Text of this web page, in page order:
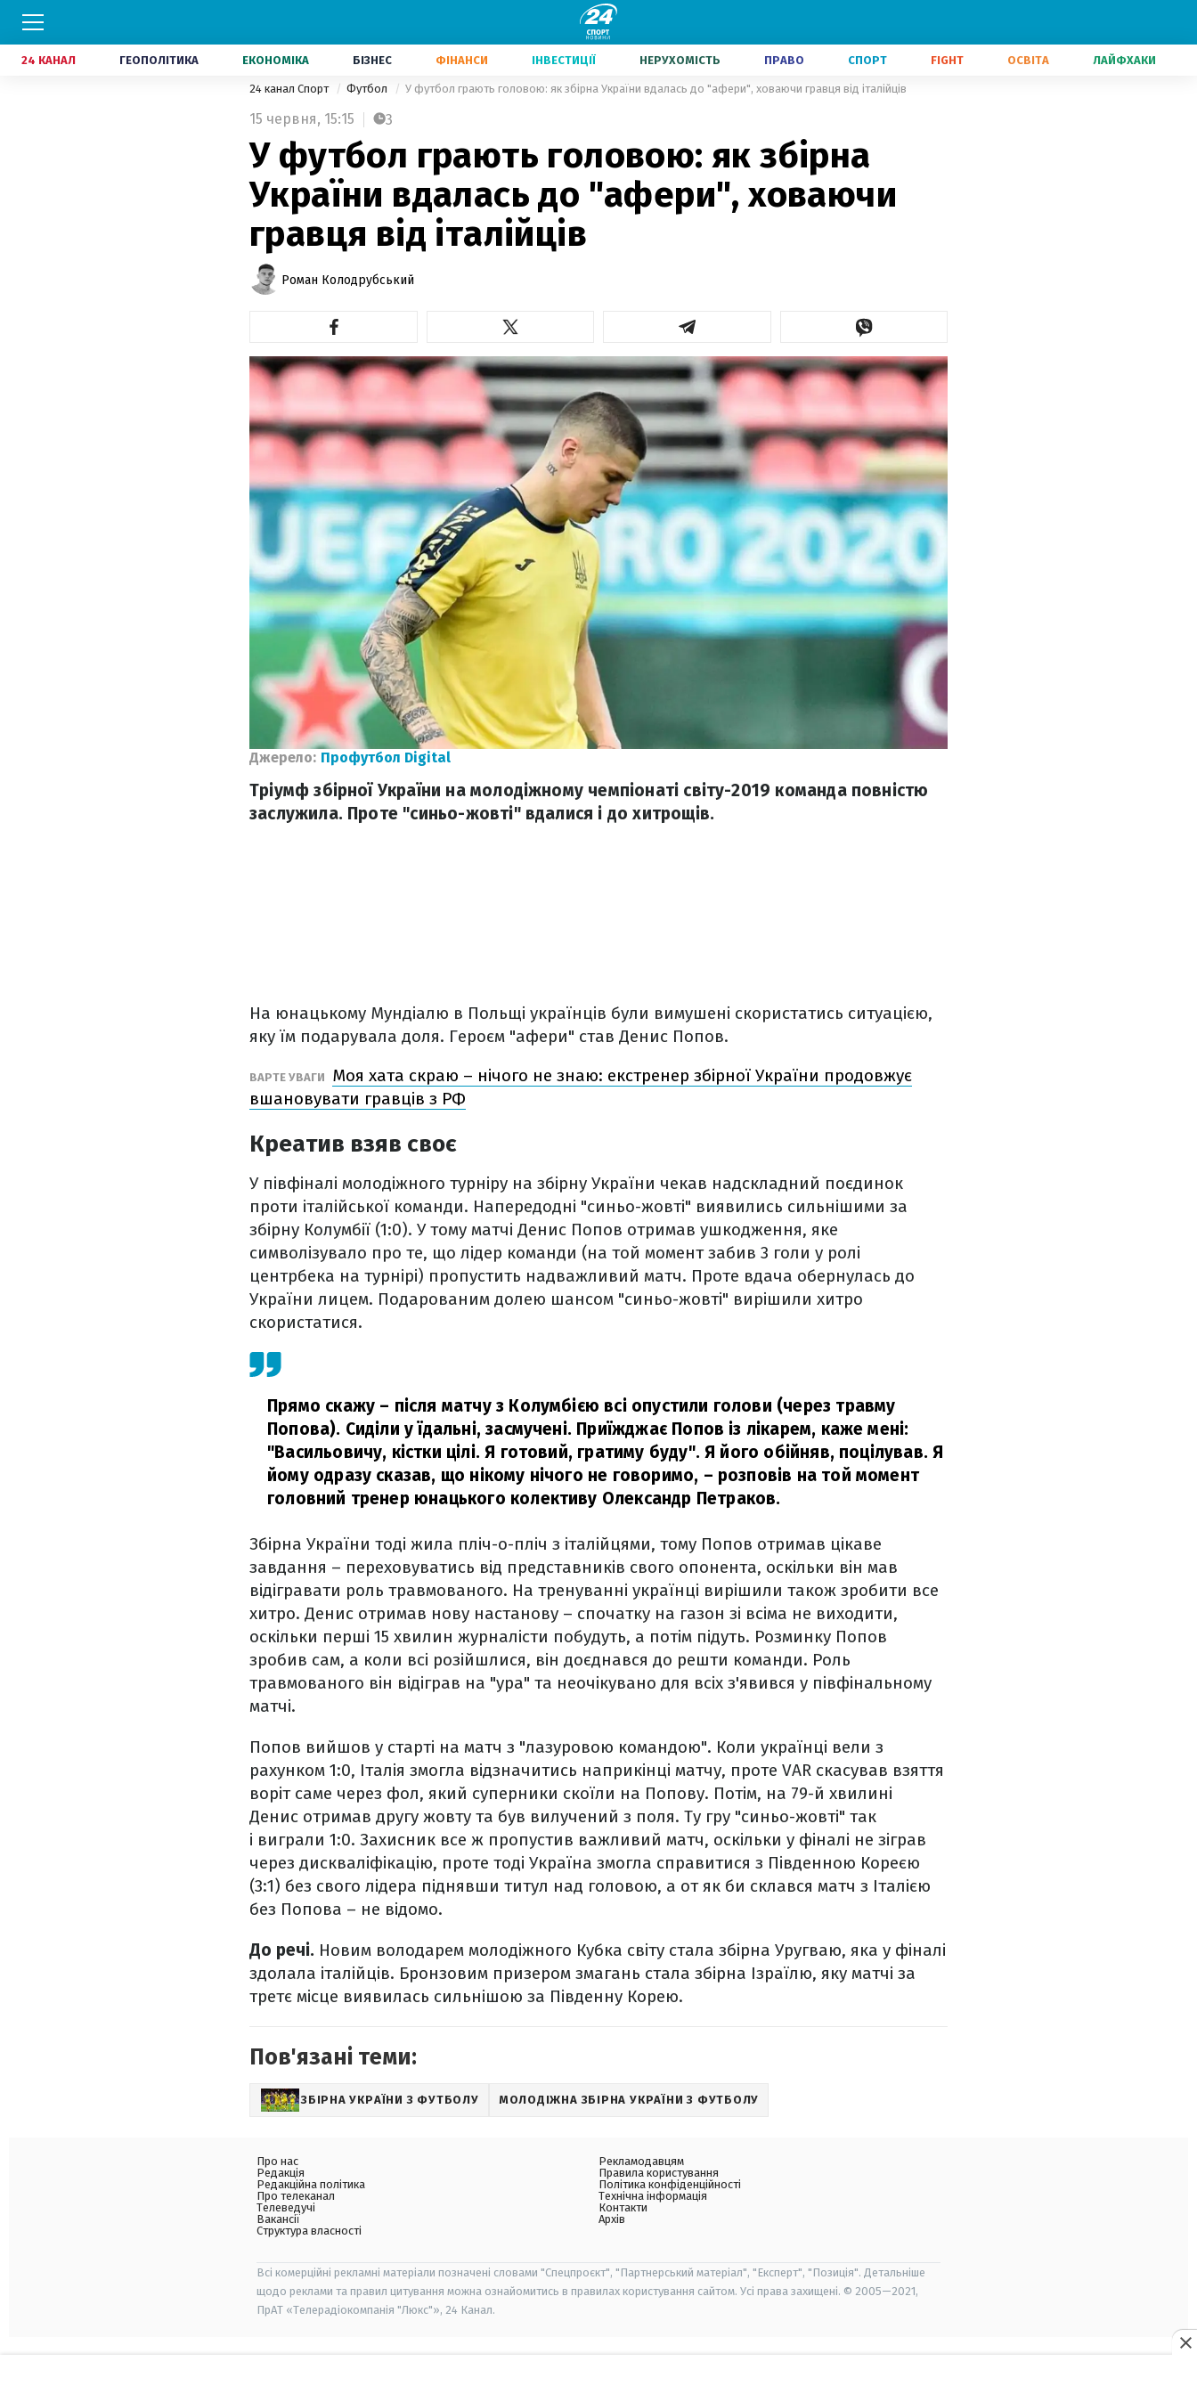
24 КАНАЛ ГЕОПОЛІТИКА ЕКОНОМІКА БІЗНЕС ФІНАНСИ ІНВЕСТИЦІЇ НЕРУХОМІСТЬ ПРАВО СПОРТ FIGHT ОСВІТА ЛАЙФХАКИ
24 канал Спорт Футбол У футбол грають головою: як збірна України вдалась до "афери", ховаючи гравця від італійців
15 червня, 15:15 3
У футбол грають головою: як збірна
України вдалась до "афери", ховаючи
гравця від італійців
Роман Колодрубський
Джерело: Профутбол Digital
Тріумф збірної України на молодіжному чемпіонаті світу-2019 команда повністю
заслужила. Проте "синьо-жовті" вдалися і до хитрощів.
На юнацькому Мундіалю в Польщі українців були вимушені скористатись ситуацією,
яку їм подарувала доля. Героєм "афери" став Денис Попов.
ВАРТЕ УВАГИ
Моя хата скраю – нічого не знаю: екстренер збірної України продовжує
вшановувати гравців з РФ
Креатив взяв своє
У півфіналі молодіжного турніру на збірну України чекав надскладний поєдинок
проти італійської команди. Напередодні "синьо-жовті" виявились сильнішими за
збірну Колумбії (1:0). У тому матчі Денис Попов отримав ушкодження, яке
символізувало про те, що лідер команди (на той момент забив 3 голи у ролі
центрбека на турнірі) пропустить надважливий матч. Проте вдача обернулась до
України лицем. Подарованим долею шансом "синьо-жовті" вирішили хитро
скористатися.
Прямо скажу – після матчу з Колумбією всі опустили голови (через травму
Попова). Сиділи у їдальні, засмучені. Приїжджає Попов із лікарем, каже мені:
"Васильовичу, кістки цілі. Я готовий, гратиму буду". Я його обійняв, поцілував. Я
йому одразу сказав, що нікому нічого не говоримо, – розповів на той момент
головний тренер юнацького колективу Олександр Петраков.
Збірна України тоді жила пліч-о-пліч з італійцями, тому Попов отримав цікаве
завдання – переховуватись від представників свого опонента, оскільки він мав
відігравати роль травмованого. На тренуванні українці вирішили також зробити все
хитро. Денис отримав нову настанову – спочатку на газон зі всіма не виходити,
оскільки перші 15 хвилин журналісти побудуть, а потім підуть. Розминку Попов
зробив сам, а коли всі розійшлися, він доєднався до решти команди. Роль
травмованого він відіграв на "ура" та неочікувано для всіх з'явився у півфінальному
матчі.
Попов вийшов у старті на матч з "лазуровою командою". Коли українці вели з
рахунком 1:0, Італія змогла відзначитись наприкінці матчу, проте VAR скасував взяття
воріт саме через фол, який суперники скоїли на Попову. Потім, на 79-й хвилині
Денис отримав другу жовту та був вилучений з поля. Ту гру "синьо-жовті" так
і виграли 1:0. Захисник все ж пропустив важливий матч, оскільки у фіналі не зіграв
через дискваліфікацію, проте тоді Україна змогла справитися з Південною Кореєю
(3:1) без свого лідера піднявши титул над головою, а от як би склався матч з Італією
без Попова – не відомо.
До речі. Новим володарем молодіжного Кубка світу стала збірна Уругваю, яка у фіналі
здолала італійців. Бронзовим призером змагань стала збірна Ізраїлю, яку матчі за
третє місце виявилась сильнішою за Південну Корею.
Пов'язані теми:
ЗБІРНА УКРАЇНИ З ФУТБОЛУ МОЛОДІЖНА ЗБІРНА УКРАЇНИ З ФУТБОЛУ
Про нас
Редакція
Редакційна політика
Про телеканал
Телеведучі
Вакансії
Структура власності
Рекламодавцям
Правила користування
Політика конфіденційності
Технічна інформація
Контакти
Архів
Всі комерційні рекламні матеріали позначені словами "Спецпроєкт", "Партнерський матеріал", "Експерт", "Позиція". Детальніше
щодо реклами та правил цитування можна ознайомитись в правилах користування сайтом. Усі права захищені. © 2005—2021,
ПрАТ «Телерадіокомпанія "Люкс"», 24 Канал.